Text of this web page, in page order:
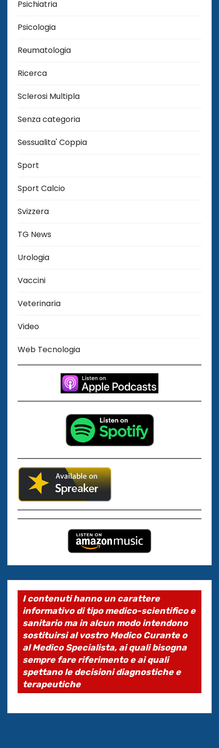
Psichiatria
Psicologia
Reumatologia
Ricerca
Sclerosi Multipla
Senza categoria
Sessualita' Coppia
Sport
Sport Calcio
Svizzera
TG News
Urologia
Vaccini
Veterinaria
Video
Web Tecnologia
I contenuti hanno un carattere
informativo di tipo medico-scientifico e
sanitario ma in alcun modo intendono
sostituirsi al vostro Medico Curante o
al Medico Specialista, ai quali bisogna
sempre fare riferimento e ai quali
spettano le decisioni diagnostiche e
terapeutiche